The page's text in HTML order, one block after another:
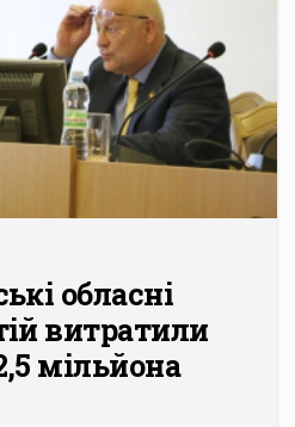
обласні
витратили
мільйона